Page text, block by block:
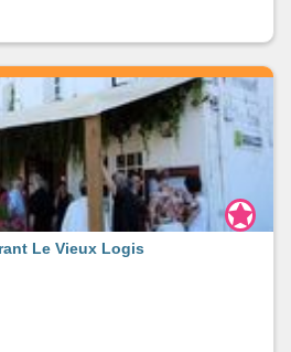
Le Vieux Logis